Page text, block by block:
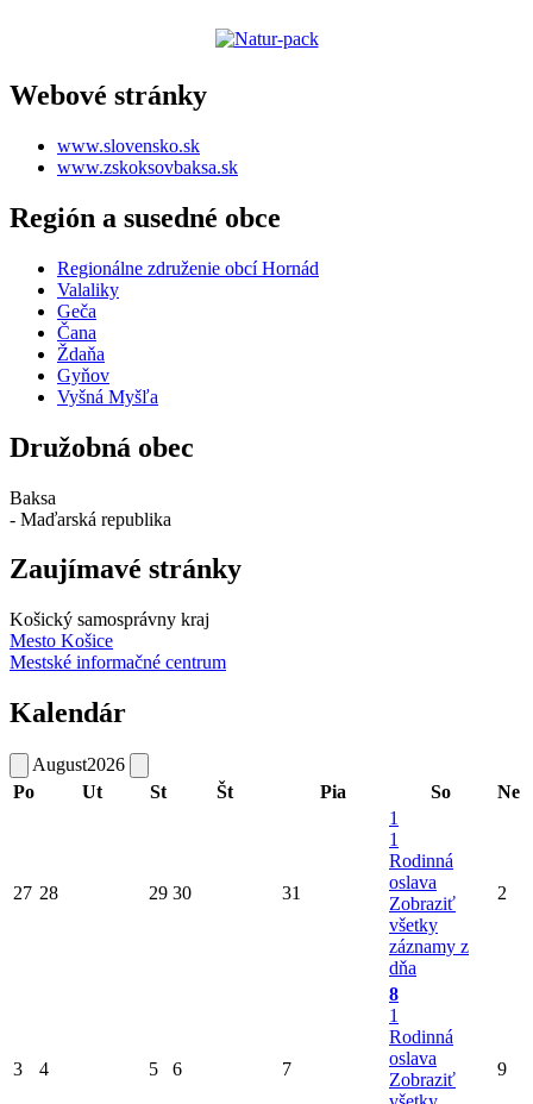
Webové stránky
www.slovensko.sk
www.zskoksovbaksa.sk
Región a susedné obce
Regionálne združenie obcí Hornád
Valaliky
Geča
Čana
Ždaňa
Gyňov
Vyšná Myšľa
Družobná obec
Baksa
- Maďarská republika
Zaujímavé stránky
Košický samosprávny kraj
Mesto Košice
Mestské informačné centrum
Kalendár
August2026
Po
Ut St Št Pia So Ne
27 28 29 30 31
1
1
Rodinná
oslava
Zobraziť
všetky
záznamy z
dňa
2
3 4 5 6 7
8
1
Rodinná
oslava
Zobraziť
9